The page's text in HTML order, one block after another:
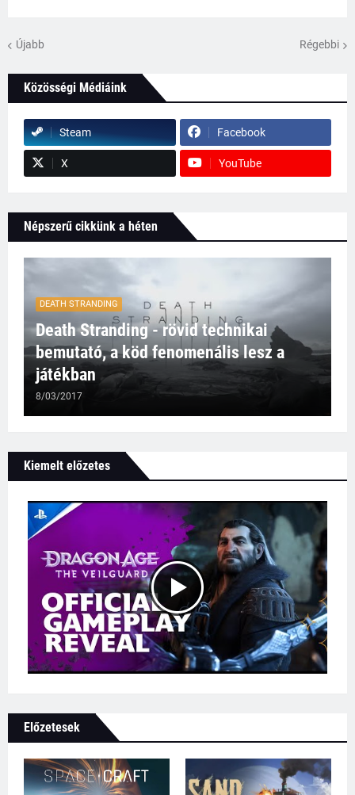
Újabb Régebbi
Közösségi Médiáink
Steam Facebook
X YouTube
Népszerű cikkünk a héten
DEATH STRANDING
Death Stranding - rövid technikai
bemutató, a köd fenomenális lesz a
játékban
8/03/2017
Kiemelt előzetes
Előzetesek